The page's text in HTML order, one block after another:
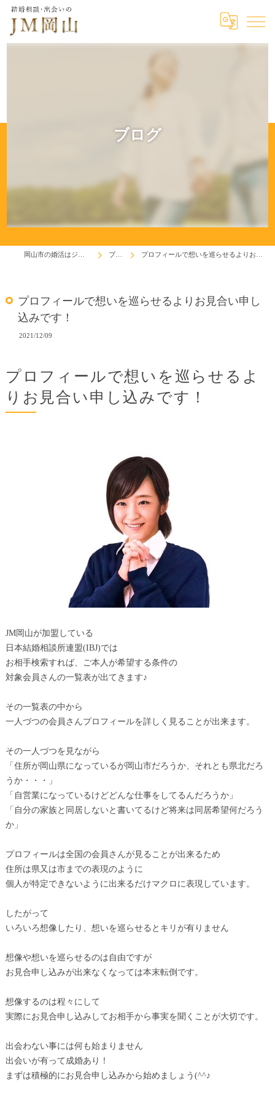
ブログ
ブログ プロフィールで想いを巡らせるよりお見合い申し込みです！
プロフィールで想いを巡らせるよりお見合い申し
込みです！
2021/12/09
プロフィールで想いを巡らせるよ
りお見合い申し込みです！
JM岡山が加盟している
日本結婚相談所連盟(IBJ)では
お相手検索すれば、ご本人が希望する条件の
対象会員さんの一覧表が出てきます♪
その一覧表の中から
一人づつの会員さんプロフィールを詳しく見ることが出来ます。
その一人づつを見ながら
「住所が岡山県になっているが岡山市だろうか、それとも県北だろ
うか・・・」
「自営業になっているけどどんな仕事をしてるんだろうか」
「自分の家族と同居しないと書いてるけど将来は同居希望何だろう
か」
プロフィールは全国の会員さんが見ることが出来るため
住所は県又は市までの表現のように
個人が特定できないように出来るだけマクロに表現しています。
したがって
いろいろ想像したり、想いを巡らせるとキリが有りません
想像や想いを巡らせるのは自由ですが
お見合申し込みが出来なくなっては本末転倒です。
想像するのは程々にして
実際にお見合申し込みしてお相手から事実を聞くことが大切です。
出会わない事には何も始まりません
出会いが有って成婚あり！
まずは積極的にお見合申し込みから始めましょう(^^♪